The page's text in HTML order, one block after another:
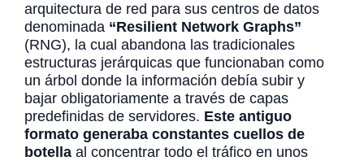
arquitectura de red para sus centros de datos
denominada “Resilient Network Graphs”
(RNG), la cual abandona las tradicionales
estructuras jerárquicas que funcionaban como
un árbol donde la información debía subir y
bajar obligatoriamente a través de capas
predefinidas de servidores. Este antiguo
formato generaba constantes cuellos de
botella al concentrar todo el tráfico en unos